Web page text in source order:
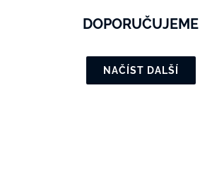
DOPORUČUJEME
NAČÍST DALŠÍ